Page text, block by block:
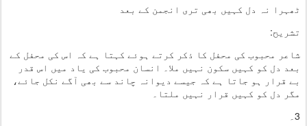
ٹھہرا نہ دل کہیں بھی تری انجمن کے بعد
تشریح:
شاعر محبوب کی محفل کا ذکر کرتے ہوئے کہتا ہے کہ اس کی محفل کے
بعد دل کو کہیں سکون نہیں ملا۔ انسان محبوب کی یاد میں اس قدر
بے قرار ہو جاتا ہے کہ جیسے دیوانہ چاند سے بھی آگے نکل جائے،
مگر دل کو کہیں قرار نہیں ملتا۔
3۔